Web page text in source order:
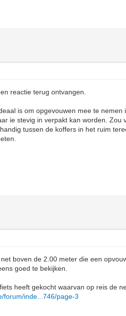
reactie terug ontvangen.
is om opgevouwen mee te nemen
ie stevig in verpakt kan worden. Zou
tussen de koffers in het ruim
boven de 2.00 meter die een
goed te bekijken.
heeft gekocht waarvan op reis de
forum/inde...746/page-3